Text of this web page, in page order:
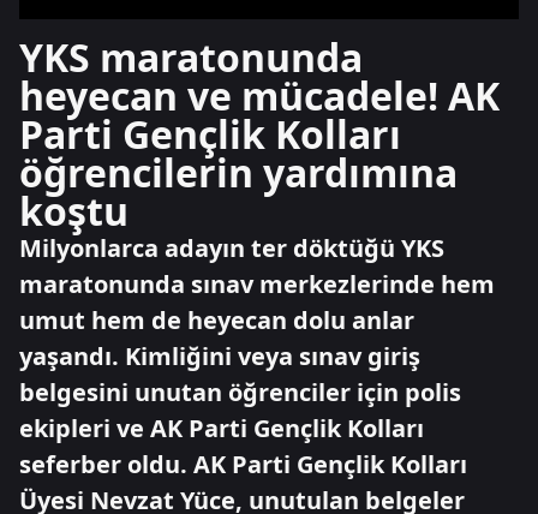
YKS maratonunda
heyecan ve mücadele! AK
Parti Gençlik Kolları
öğrencilerin yardımına
koştu
Milyonlarca adayın ter döktüğü YKS
maratonunda sınav merkezlerinde hem
umut hem de heyecan dolu anlar
yaşandı. Kimliğini veya sınav giriş
belgesini unutan öğrenciler için polis
ekipleri ve AK Parti Gençlik Kolları
seferber oldu. AK Parti Gençlik Kolları
Üyesi Nevzat Yüce, unutulan belgeler